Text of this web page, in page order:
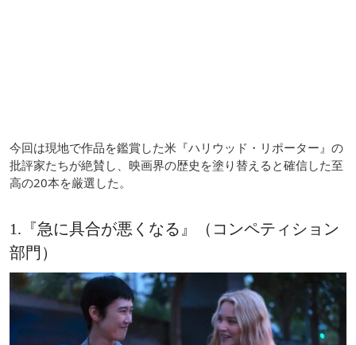
今回は現地で作品を鑑賞した米『ハリウッド・リポーター』の
批評家たちが絶賛し、映画界の歴史を塗り替えると確信した至
高の20本を厳選した。
1.『急に具合が悪くなる』（コンペティション
部門）